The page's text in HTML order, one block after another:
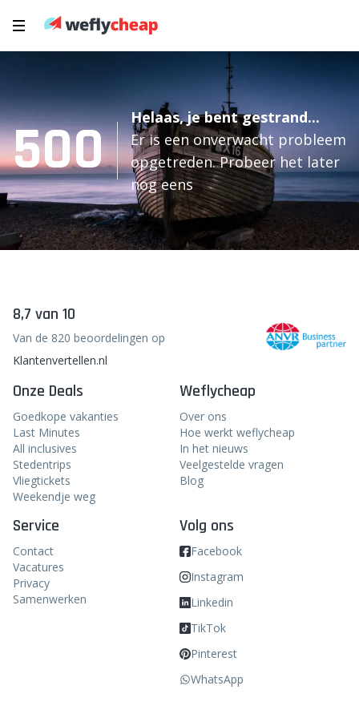
500
Helaas, je bent gestrand...
Er is een onverwacht probleem
opgetreden. Probeer het later
nog eens
8,7 van 10
Van de 820 beoordelingen op
Klantenvertellen.nl
Onze Deals
Goedkope vakanties
Last Minutes
All inclusives
Stedentrips
Vliegtickets
Weekendje weg
Weflycheap
Over ons
Hoe werkt weflycheap
In het nieuws
Veelgestelde vragen
Blog
Service
Contact
Vacatures
Privacy
Samenwerken
Volg ons
Facebook
Instagram
Linkedin
TikTok
Pinterest
WhatsApp